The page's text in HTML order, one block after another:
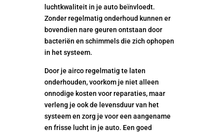
luchtkwaliteit in je auto beïnvloedt.
Zonder regelmatig onderhoud kunnen er
bovendien nare geuren ontstaan door
bacteriën en schimmels die zich ophopen
in het systeem.
Door je airco regelmatig te laten
onderhouden, voorkom je niet alleen
onnodige kosten voor reparaties, maar
verleng je ook de levensduur van het
systeem en zorg je voor een aangename
en frisse lucht in je auto. Een goed